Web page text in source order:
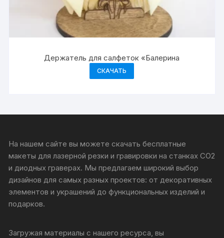
Держатель для салфеток «Балерина
СКАЧАТЬ
На нашем сайте вы можете скачать бесплатные
макеты для лазерной резки и гравировки на станках CO2
и диодных граверах. Мы предлагаем широкий выбор
дизайнов для самых разных проектов: от декоративных
элементов и украшений до функциональных изделий и
подарков.
Загружая материалы с нашего ресурса, вы